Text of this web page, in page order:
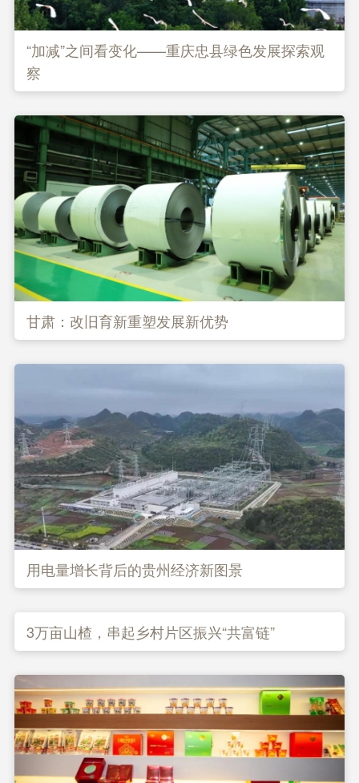
“加减”之间看变化——重庆忠县绿色发展探索观
察
甘肃：改旧育新重塑发展新优势
用电量增长背后的贵州经济新图景
3万亩山楂，串起乡村片区振兴“共富链”